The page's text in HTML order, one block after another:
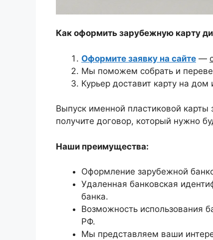
Как оформить зарубежную карту
Оформите заявку на сайте —
Мы поможем собрать и
Курьер доставит карту на
Выпуск именной пластиковой
получите договор, который нужно
Наши преимущества:
Оформление зарубежной
Удаленная банковская
банка.
Возможность использования
РФ.
Мы представляем ваши